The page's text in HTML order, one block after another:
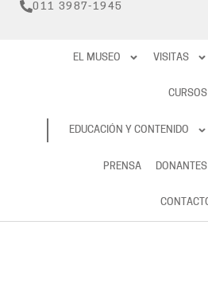
011 3987-1945
RESERVAS
EL MUSEO VISITAS
CURSOS
EDUCACIÓN Y CONTENIDO
PRENSA DONANTES